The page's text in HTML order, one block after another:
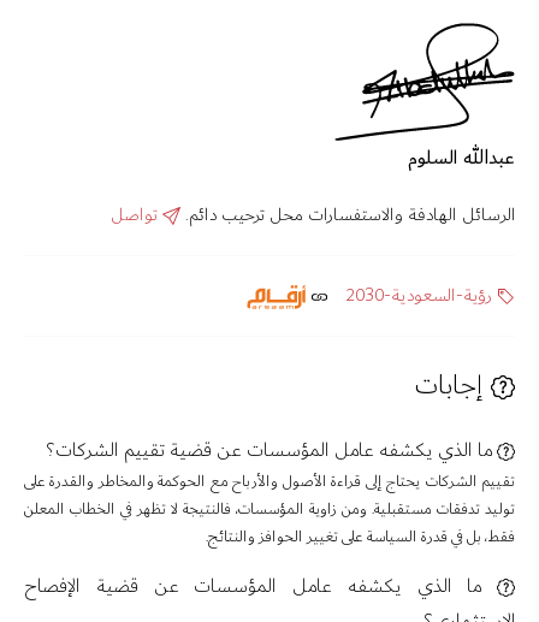
عبدالله السلوم
الرسائل الهادفة والاستفسارات محل ترحيب دائم. تواصل
رؤية-السعودية-2030
إجابات
ما الذي يكشفه عامل المؤسسات عن قضية تقييم الشركات؟
تقييم الشركات يحتاج إلى قراءة الأصول والأرباح مع الحوكمة والمخاطر والقدرة على
توليد تدفقات مستقبلية. ومن زاوية المؤسسات، فالنتيجة لا تظهر في الخطاب المعلن
فقط، بل في قدرة السياسة على تغيير الحوافز والنتائج.
ما الذي يكشفه عامل المؤسسات عن قضية الإفصاح